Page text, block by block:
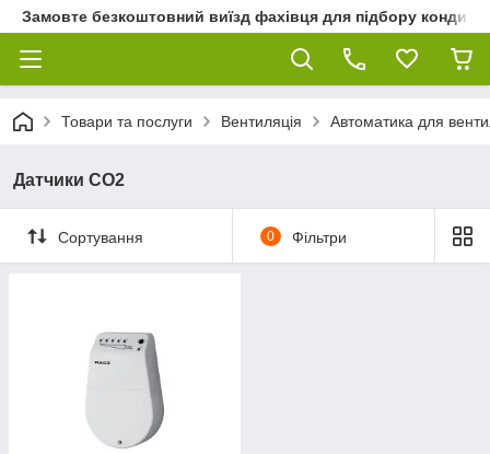
Замовте безкоштовний виїзд фахівця для підбору
Товари та послуги Вентиляція Автоматика для
Датчики CO2
Сортування 0 Фільтри